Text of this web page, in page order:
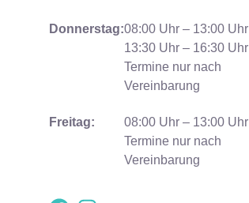
Donnerstag:08:00 Uhr – 13:00 Uhr
13:30 Uhr – 16:30 Uhr
Termine nur nach
Vereinbarung
Freitag:
08:00 Uhr – 13:00 Uhr
Termine nur nach
Vereinbarung